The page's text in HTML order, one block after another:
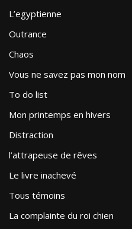
L’egyptienne
Outrance
Chaos
Vous ne savez pas mon nom
To do list
Mon printemps en hivers
Distraction
l’attrapeuse de rêves
Le livre inachevé
Tous témoins
La complainte du roi chien